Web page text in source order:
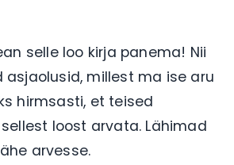
selle loo kirja panema! Nii
asjaolusid, millest ma ise aru
hirmsasti, et teised
loost arvata. Lähimad
arvesse.